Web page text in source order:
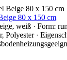
80 x 150 cm
weiß · Form:
Polyester ·